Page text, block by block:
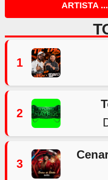
ARTISTA ...
1
2
3